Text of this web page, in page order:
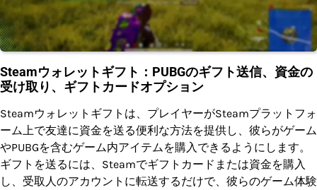
Steamウォレットギフト：PUBGのギフト送信、資金の
受け取り、ギフトカードオプション
Steamウォレットギフトは、プレイヤーがSteamプラットフォ
ーム上で友達に資金を送る便利な方法を提供し、彼らがゲーム
やPUBGを含むゲーム内アイテムを購入できるようにします。
ギフトを送るには、Steamでギフトカードまたは資金を購入
し、受取人のアカウントに転送するだけで、彼らのゲーム体験